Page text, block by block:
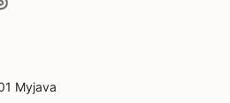
Myjava